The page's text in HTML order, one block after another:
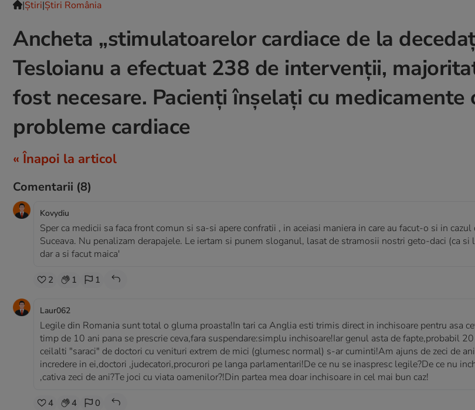
|Ştiri|Știri România
Ancheta „stimulatoarelor cardiace de la
Tesloianu a efectuat 238 de intervenții,
fost necesare. Pacienți înșelați cu medicamente
probleme cardiace
« Înapoi la articol
Comentarii (8)
Kovydiu
Sper ca medicii sa faca front comun si sa-si apere confratii , in aceiasi maniera in care au facut-o si in
Suceava. Nu penalizam derapajele. Le iertam si punem sloganul, lasat de stramosii nostri geto-daci (ca si
dar a si facut maica'
2 1 1
Laur062
Legile din Romania sunt total o gluma proasta!In tari ca Anglia esti trimis direct in inchisoare pentru asa
timp de 10 ani pana se prescrie ceva,fara suspendare:simplu inchisoare!Iar genul asta de fapte,probabil
ceilalti "saraci" de doctori cu venituri extrem de mici (glumesc normal) s-ar cuminti!Am ajuns de zeci de
incredere in ei,doctori ,judecatori,procurori pe langa parlamentari!De ce nu se inaspresc legile?De ce nu
,cativa zeci de ani?Te joci cu viata oamenilor?!Din partea mea doar inchisoare in cel mai bun caz!
4 4 0